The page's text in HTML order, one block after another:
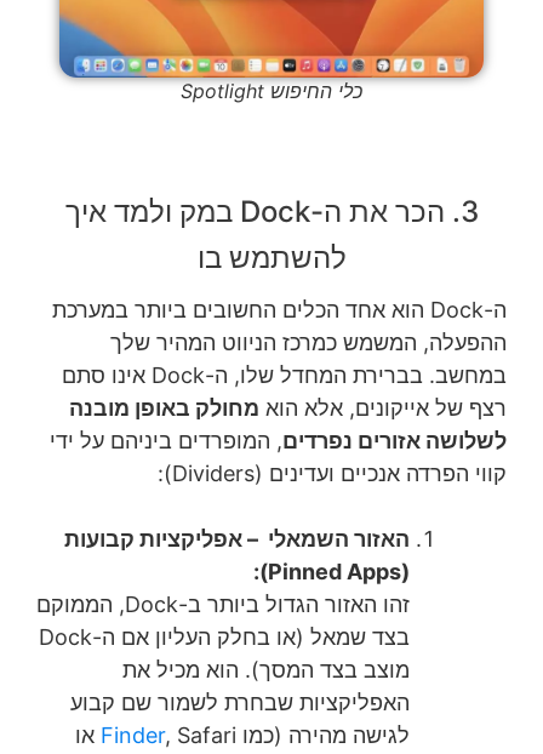
כלי החיפוש Spotlight
3. הכר את ה-Dock במק ולמד איך
להשתמש בו
ה-Dock הוא אחד הכלים החשובים ביותר במערכת
ההפעלה, המשמש כמרכז הניווט המהיר שלך
במחשב. בברירת המחדל שלו, ה-Dock אינו סתם
רצף של אייקונים, אלא הוא מחולק באופן מובנה
לשלושה אזורים נפרדים, המופרדים ביניהם על ידי
קווי הפרדה אנכיים ועדינים (Dividers):
האזור השמאלי – אפליקציות קבועות
(Pinned Apps):
זהו האזור הגדול ביותר ב-Dock, הממוקם
בצד שמאל (או בחלק העליון אם ה-Dock
מוצב בצד המסך). הוא מכיל את
האפליקציות שבחרת לשמור שם קבוע
לגישה מהירה (כמו
Finder , Safari או